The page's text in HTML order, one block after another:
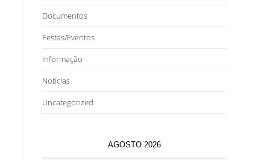
Documentos
Festas/Eventos
Informação
Notícias
Uncategorized
AGOSTO 2026